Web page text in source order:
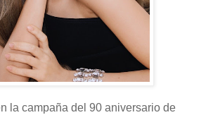
la campaña del 90 aniversario de